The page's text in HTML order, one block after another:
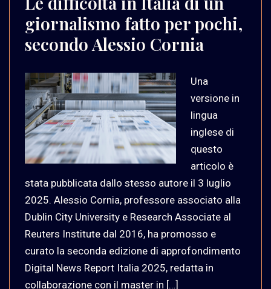
giornalismo fatto per pochi,
secondo Alessio Cornia
Una
versione in
lingua
inglese di
questo
articolo è
stata pubblicata dallo stesso autore il 3 luglio
2025. Alessio Cornia, professore associato alla
Dublin City University e Research Associate al
Reuters Institute dal 2016, ha promosso e
curato la seconda edizione di approfondimento
Digital News Report Italia 2025, redatta in
collaborazione con il master in […]